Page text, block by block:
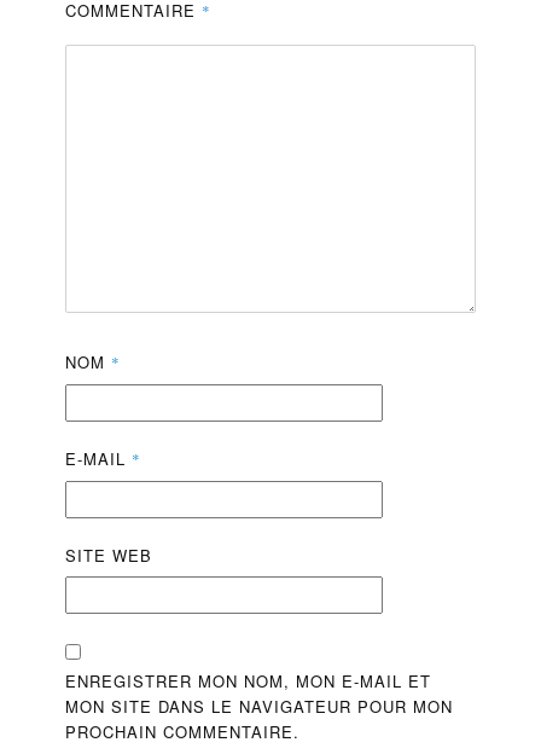
COMMENTAIRE *
NOM *
E-MAIL *
SITE WEB
ENREGISTRER MON NOM, MON E-MAIL ET
MON SITE DANS LE NAVIGATEUR POUR MON
PROCHAIN COMMENTAIRE.